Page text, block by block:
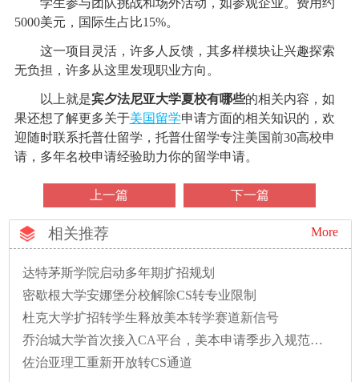
5000美元，国际生占比15%。
这一项目灵活，许多人反馈，其多样模块让兴趣探索
无负担，许多从这里发现职业方向。
以上就是宾夕法尼亚大学夏校有哪些的相关内容，如
果还想了解更多关于美国留学申请方面的相关知识的，欢
迎随时联系托普仕留学，托普仕留学专注美国前30高校申
请，多年名校申请经验助力你的留学申请。
上一篇 下一篇
相关推荐 More
达特茅斯学院启动多年期扩招规划
密歇根大学安娜堡分校解除CS转专业限制
杜克大学扩招转学生释放美本转学赛道新信号
乔治城大学首次接入CA平台，美本申请季步入规范新时代
佐治亚理工重新开放转CS通道